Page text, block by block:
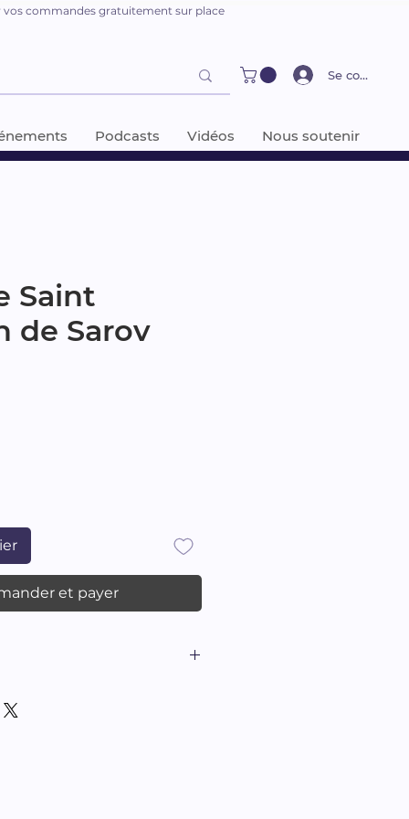
Se connecter
Podcasts Vidéos Nous soutenir
Saint
de Sarov
et payer
vos commandes gratuitement sur place